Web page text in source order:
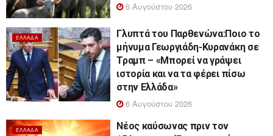
6 Αυγούστου 2026
ΕΛΛΆΔΑ
Γλυπτά του Παρθενώνα:Ποιο το
μήνυμα Γεωργιάδη-Κυρανάκη σε
Τραμπ – «Μπορεί να γράψει
ιστορία και να τα φέρει πίσω
στην Ελλάδα»
6 Αυγούστου 2026
ΕΛΛΆΔΑ
Νέος καύσωνας πριν τον